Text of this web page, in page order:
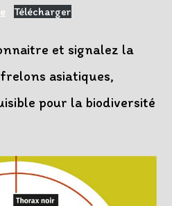
Télécharger
et signalez la
asiatiques,
pour la biodiversité